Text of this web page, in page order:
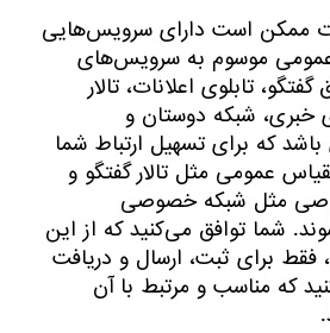
ممکن است دارای سرویس‌‏هایی
عمومی موسوم به سرویس‌‏های
تابلوی اعلانات، تالار
خبری، شبکه دوستان و
که برای تسهیل ارتباط شما
عمومی مثل تالار گفتگو و
مثل شبکه خصوصی
شما توافق می‏‌کنید که از این
برای ثبت، ارسال و دریافت
که مناسب و مرتبط با آن